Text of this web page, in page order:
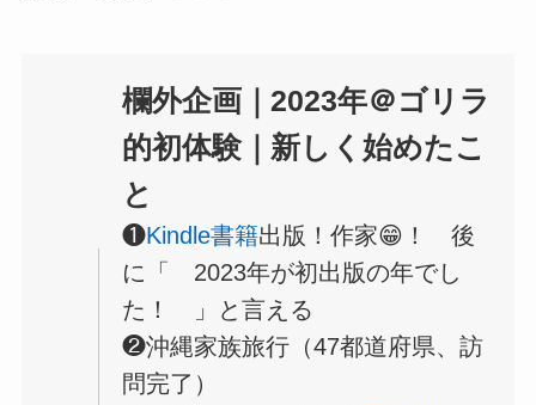
欄外企画｜2023年＠ゴリラ
的初体験｜新しく始めたこ
と
❶Kindle書籍出版！作家😁！ 後
に「 2023年が初出版の年でし
た！ 」と言える
❷沖縄家族旅行（47都道府県、訪
問完了）